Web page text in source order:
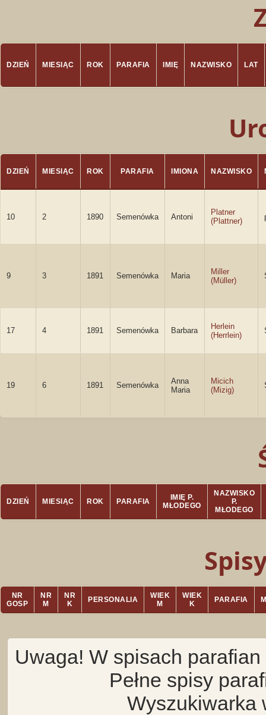
DZIEŃ MIESIĄC ROK PARAFIA IMIĘ NAZWISKO LAT
DZIEŃ MIESIĄC ROK PARAFIA IMIONA NAZWISKO
10 2 1890 Semenówka Antoni
Platner
(Plattner)
9 3 1891 Semenówka Maria
Miller
(Müller)
17 4 1891 Semenówka Barbara
Herlein
(Herrlein)
19 6 1891 Semenówka
Anna
Maria
Micich
(Mizig)
DZIEŃ MIESIĄC ROK PARAFIA
IMIĘ P.
MŁODEGO
NAZWISKO
P.
MŁODEGO
NR
GOSP
NR
M
NR
K
PERSONALIA
WIEK
M
WIEK
K
PARAFIA
Uwaga! W spisach
Pełne spisy
Wyszukiwarka